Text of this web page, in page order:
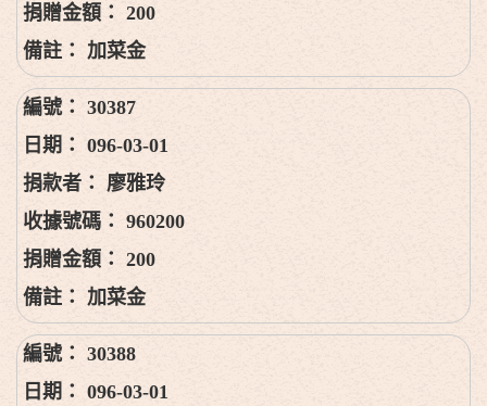
200
加菜金
30387
096-03-01
廖雅玲
960200
200
加菜金
30388
096-03-01